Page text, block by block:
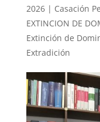
2026| Casación
EXTINCION DE
Extinción de
Extradición